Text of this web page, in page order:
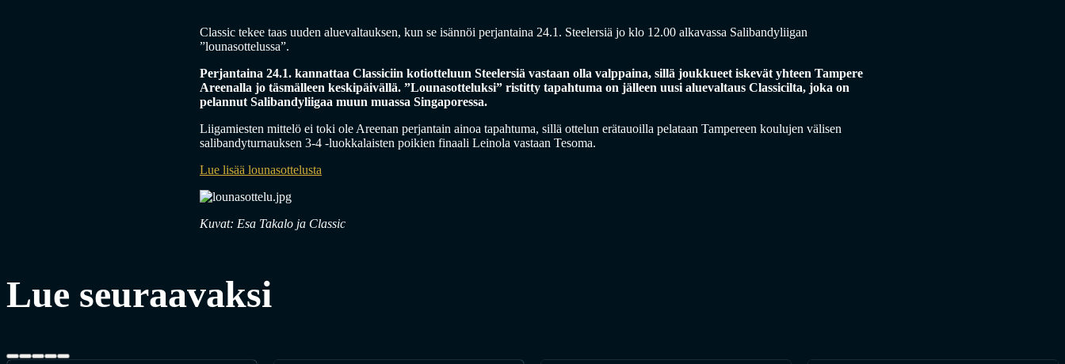
Classic tekee taas uuden aluevaltauksen, kun se isännöi perjantaina 24.1. Steelersiä jo klo 12.00 alkavassa Salibandyliigan
”lounasottelussa”.
Perjantaina 24.1. kannattaa Classiciin kotiotteluun Steelersiä vastaan olla valppaina, sillä joukkueet iskevät yhteen Tampere
Areenalla jo täsmälleen keskipäivällä. ”Lounasotteluksi” ristitty tapahtuma on jälleen uusi aluevaltaus Classicilta, joka on
pelannut Salibandyliigaa muun muassa Singaporessa.
Liigamiesten mittelö ei toki ole Areenan perjantain ainoa tapahtuma, sillä ottelun erätauoilla pelataan Tampereen koulujen välisen
salibandyturnauksen 3-4 -luokkalaisten poikien finaali Leinola vastaan Tesoma.
Lue lisää lounasottelusta
Kuvat: Esa Takalo ja Classic
Lue seuraavaksi